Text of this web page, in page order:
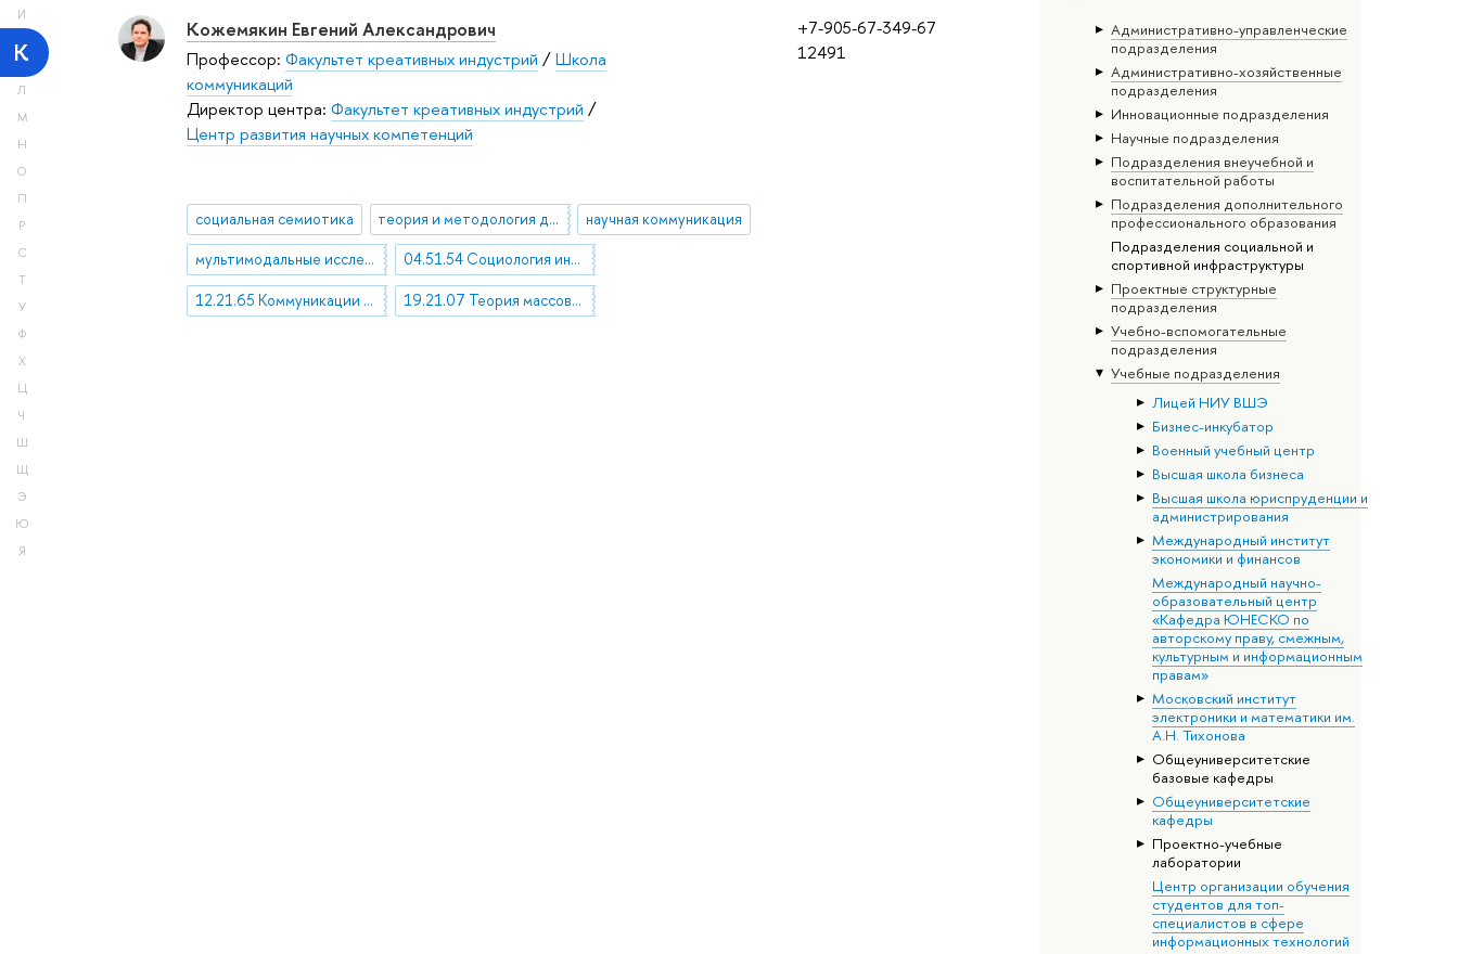
И
К
Л
М
Н
О
П
Р
С
Т
У
Ф
Х
Ц
Ч
Ш
Щ
Э
Ю
Я
Административно-управленческие
подразделения
Административно-хозяйственные
подразделения
Инновационные подразделения
Научные подразделения
Подразделения внеучебной и
воспитательной работы
Подразделения дополнительного
профессионального образования
Подразделения социальной и
спортивной инфраструктуры
Проектные структурные
подразделения
Учебно-вспомогательные
подразделения
Учебные подразделения
Лицей НИУ ВШЭ
Бизнес-инкубатор
Военный учебный центр
Высшая школа бизнеса
Высшая школа юриспруденции и
администрирования
Международный институт
экономики и финансов
Международный научно-
образовательный центр
«Кафедра ЮНЕСКО по
авторскому праву, смежным,
культурным и информационным
правам»
Московский институт
электроники и математики им.
А.Н. Тихонова
Общеуниверситетские
базовые кафедры
Общеуниверситетские
кафедры
Проектно-учебные
лаборатории
Центр организации обучения
студентов для топ-
специалистов в сфере
информационных технологий
+7-905-67-349-67
12491
Кожемякин Евгений Александрович
Профессор: Факультет креативных индустрий /Школа
коммуникаций
Директор центра: Факультет креативных индустрий /
Центр развития научных компетенций
социальная семиотика теория и методология дискурс-анализа научная коммуникация
мультимодальные исследования коммуникации 04.51.54 Социология информации и коммуникации
12.21.65 Коммуникации в науке 19.21.07 Теория массовой коммуникации